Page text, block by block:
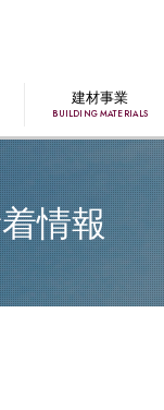
建材事業
BUILDING MATERIALS
情報